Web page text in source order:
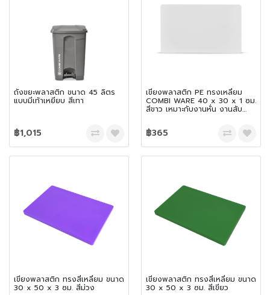
ถังขยะพลาสติก ขนาด 45 ลิตร
แบบมีเท้าเหยียบ สีเทา
฿1,015
เขียงพลาสติก PE ทรงเหลี่ยม
COMBI WARE 40 x 30 x 1 ซม.
สีขาว เหมาะกับงานหั่น งานสับ
฿365
เขียงพลาสติก ทรงสี่เหลี่ยม ขนาด
30 x 50 x 3 ซม. สีม่วง
เขียงพลาสติก ทรงสี่เหลี่ยม ขนาด
30 x 50 x 3 ซม. สีเขียว